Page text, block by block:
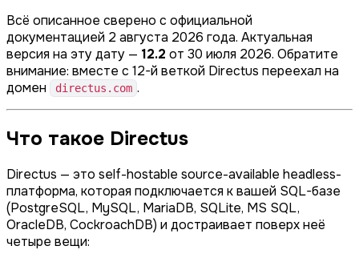
Всё описанное сверено с официальной
документацией 2 августа 2026 года. Актуальная
версия на эту дату — 12.2 от 30 июля 2026. Обратите
внимание: вместе с 12-й веткой Directus переехал на
домен
directus.com .
Что такое Directus
Directus — это self-hostable source-available headless-
платформа, которая подключается к вашей SQL-базе
(PostgreSQL, MySQL, MariaDB, SQLite, MS SQL,
OracleDB, CockroachDB) и достраивает поверх неё
четыре вещи: